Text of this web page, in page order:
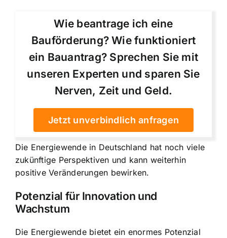
Wie beantrage ich eine
Bauförderung? Wie funktioniert
ein Bauantrag? Sprechen Sie mit
unseren Experten und sparen Sie
Nerven, Zeit und Geld.
Jetzt unverbindlich anfragen
Die Energiewende in Deutschland hat noch viele
zukünftige Perspektiven und kann weiterhin
positive Veränderungen bewirken.
Potenzial für Innovation und
Wachstum
Die Energiewende bietet ein enormes Potenzial